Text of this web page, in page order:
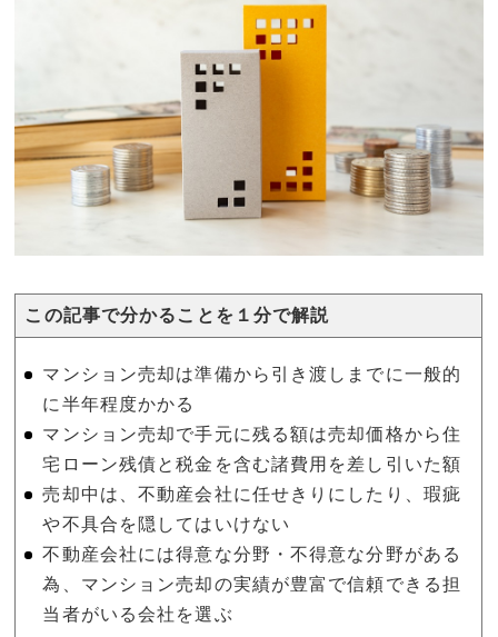
この記事で分かることを１分で解説
マンション売却は準備から引き渡しまでに一般的
に半年程度かかる
マンション売却で手元に残る額は売却価格から住
宅ローン残債と税金を含む諸費用を差し引いた額
売却中は、不動産会社に任せきりにしたり、瑕疵
や不具合を隠してはいけない
不動産会社には得意な分野・不得意な分野がある
為、マンション売却の実績が豊富で信頼できる担
当者がいる会社を選ぶ